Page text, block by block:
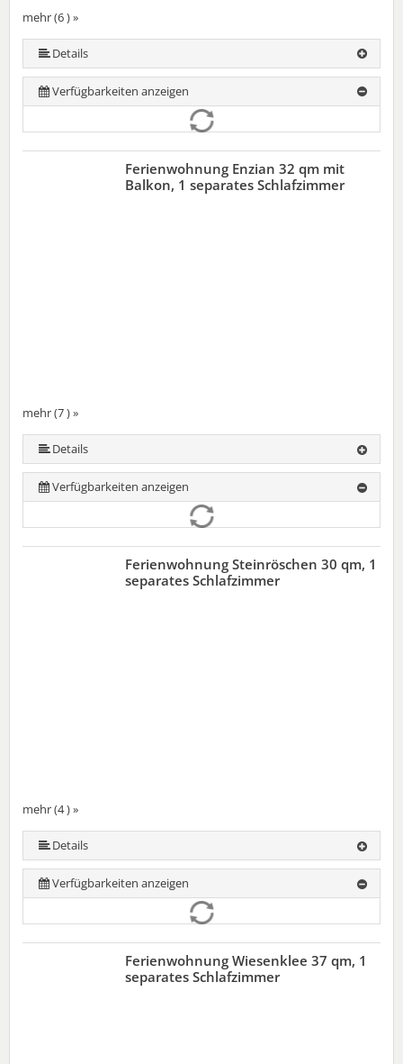
mehr (6 ) »
mehr (6 ) »
mehr (6 ) »
Details
Verfügbarkeiten anzeigen
mehr (7 ) »
mehr (7 ) »
mehr (7 ) »
mehr (7 ) »
Ferienwohnung Enzian 32 qm mit
Balkon, 1 separates Schlafzimmer
Details
Verfügbarkeiten anzeigen
mehr (4 ) »
Ferienwohnung Steinröschen 30 qm, 1
separates Schlafzimmer
Details
Verfügbarkeiten anzeigen
Ferienwohnung Wiesenklee 37 qm, 1
separates Schlafzimmer